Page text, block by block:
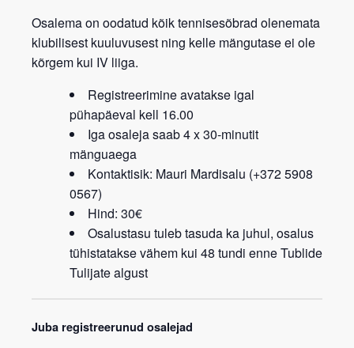
Osalema on oodatud kõik tennisesõbrad olenemata
klubilisest kuuluvusest ning kelle mängutase ei ole
kõrgem kui IV liiga.
Registreerimine avatakse igal
pühapäeval kell 16.00
Iga osaleja saab 4 x 30-minutit
mänguaega
Kontaktisik: Mauri Mardisalu (+372 5908
0567)
Hind: 30€
Osalustasu tuleb tasuda ka juhul, osalus
tühistatakse vähem kui 48 tundi enne Tublide
Tulijate algust
Juba registreerunud osalejad